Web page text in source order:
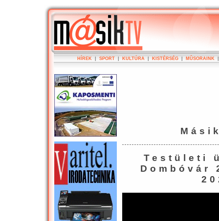
HÍREK SPORT KULTÚRA KISTÉRSÉG MÛSORAINK
Testületi
Dombóvár